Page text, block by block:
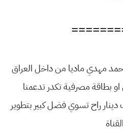
مهدي ماديا من داخل العراق
بطاقة مصرفية تكدر تدعمنا
رصيد حته لو بـ 1 الف دينار راح تسوي فضل كبير بتطوير
القناة